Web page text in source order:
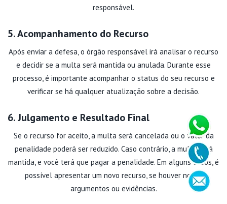
responsável.
5. Acompanhamento do Recurso
Após enviar a defesa, o órgão responsável irá analisar o recurso
e decidir se a multa será mantida ou anulada. Durante esse
processo, é importante acompanhar o status do seu recurso e
verificar se há qualquer atualização sobre a decisão.
6. Julgamento e Resultado Final
Se o recurso for aceito, a multa será cancelada ou o valor da
penalidade poderá ser reduzido. Caso contrário, a multa será
mantida, e você terá que pagar a penalidade. Em alguns casos, é
possível apresentar um novo recurso, se houver novos
argumentos ou evidências.